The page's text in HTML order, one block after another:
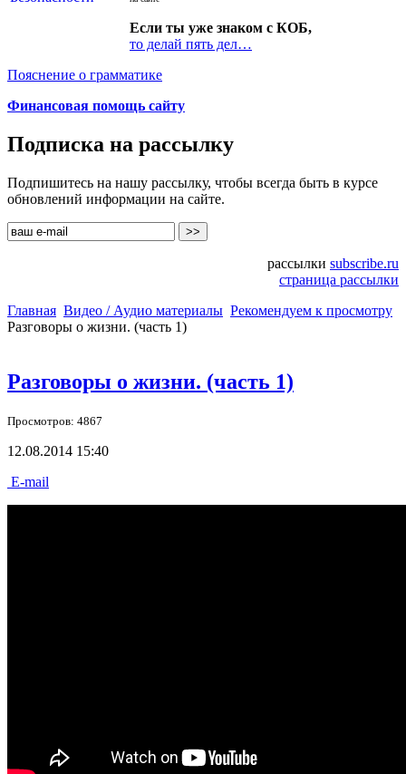
Если ты уже знаком с КОБ,
то делай пять дел…
Пояснение о грамматике
Финансовая помощь сайту
Подписка на рассылку
Подпишитесь на нашу рассылку, чтобы всегда быть в курсе
обновлений информации на сайте.
рассылки subscribe.ru
страница рассылки
Главная Видео / Аудио материалы Рекомендуем к просмотру
Разговоры о жизни. (часть 1)
Разговоры о жизни. (часть 1)
Просмотров: 4867
12.08.2014 15:40
E-mail